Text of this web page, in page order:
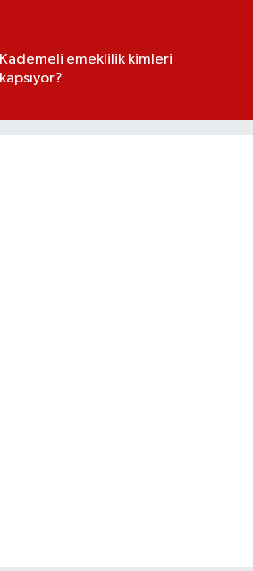
Kademeli emeklilik kimleri
kapsıyor?